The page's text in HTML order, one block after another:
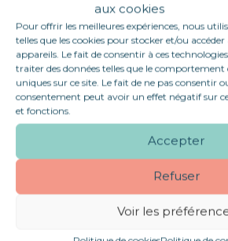
aux cookies
Pour offrir les meilleures expériences, nous
telles que les cookies pour stocker et/ou
appareils. Le fait de consentir à ces
traiter des données telles que le
uniques sur ce site. Le fait de ne pas consentir
consentement peut avoir un effet négatif sur
et fonctions.
Accepter
Refuser
Voir les
sous l’autorité du
en charge de l’équipe du
juridique, et de missions
ponctuelles en transversalité
Chef.fes de service de l’antenne
charge :
d’assurer la guidance
forme de soutien technique
de veiller à la qualité des
professionnels placés sous
d’organiser les ressources
l’attention des